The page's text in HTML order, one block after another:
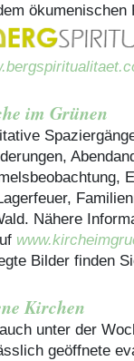
ökumenischen
im Grünen
Nähere
Bilder finden
Kirchen
unter der
geöffnete